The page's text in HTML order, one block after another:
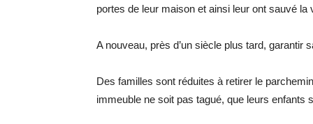
portes de leur maison et ainsi leur ont sauvé la
A nouveau, près d’un siècle plus tard, garantir
Des familles sont réduites à retirer le
immeuble ne soit pas tagué, que leurs enfants